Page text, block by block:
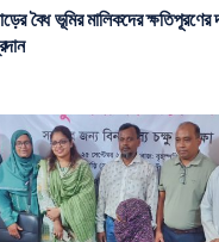
বৈধ ভূমির মালিকদের ক্ষতিপূরণের